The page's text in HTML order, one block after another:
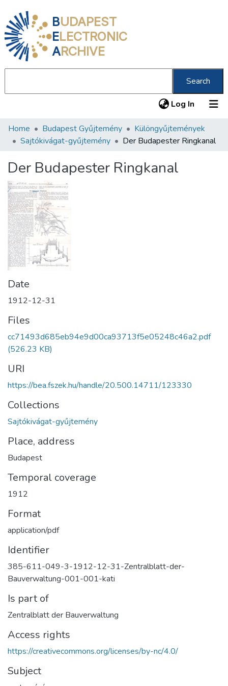
BUDAPEST
ELECTRONIC
ARCHIVE
Search
Log In (current)
Communities & Collections
Statistics
About us
Home Budapest Gyűjtemény
Különgyűjtemények
Sajtókivágat-gyűjtemény
Der Budapester Ringkanal
Der Budapester Ringkanal
Date
1912-12-31
Files
cc71493d685eb94e9d00ca93713f5e05248c46a2.pdf
(526.23 KB)
URI
https://bea.fszek.hu/handle/20.500.14711/123330
Collections
Sajtókivágat-gyűjtemény
Place, address
Budapest
Temporal coverage
1912
Format
application/pdf
Identifier
385-611-049-3-1912-12-31-Zentralblatt-der-
Bauverwaltung-001-001-kati
Is part of
Zentralblatt der Bauverwaltung
Access rights
https://creativecommons.org/licenses/by-nc/4.0/
Subject